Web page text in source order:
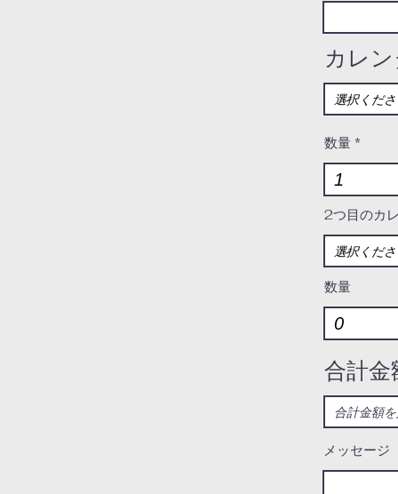
カレ
数量
2つ目のカ
数量
合計金
メッセージ